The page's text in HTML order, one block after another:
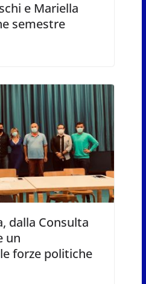
e Mariella
semestre
dalla Consulta
un
forze politiche